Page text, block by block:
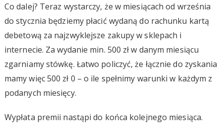
Co dalej? Teraz wystarczy, że w miesiącach od września
do stycznia będziemy płacić wydaną do rachunku kartą
debetową za najzwyklejsze zakupy w sklepach i
internecie. Za wydanie min. 500 zł w danym miesiącu
zgarniamy stówkę. Łatwo policzyć, że łącznie do zyskania
mamy więc 500 zł 0 – o ile spełnimy warunki w każdym z
podanych miesięcy.
Wypłata premii nastąpi do końca kolejnego miesiąca.